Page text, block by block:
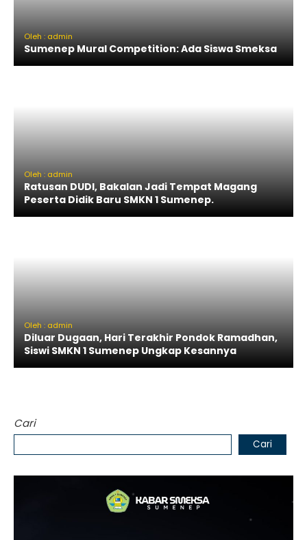
Oleh : admin
Sumenep Mural Competition: Ada Siswa Smeksa
Oleh : admin
Ratusan DUDI, Bakalan Jadi Tempat Magang
Peserta Didik Baru SMKN 1 Sumenep.
Oleh : admin
Diluar Dugaan, Hari Terakhir Pondok Ramadhan,
Siswi SMKN 1 Sumenep Ungkap Kesannya
Cari
Cari